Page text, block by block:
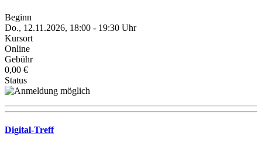
Beginn
Do., 12.11.2026, 18:00 - 19:30 Uhr
Kursort
Online
Gebühr
0,00 €
Status
Digital-Treff